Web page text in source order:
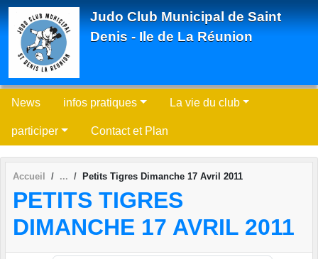
Judo Club Municipal de Saint
Denis - Ile de La Réunion
News infos pratiques La vie du club
participer Contact et Plan
Accueil Petits Tigres Dimanche 17 Avril 2011
PETITS TIGRES
DIMANCHE 17 AVRIL 2011
Panneau de gestion des cookies